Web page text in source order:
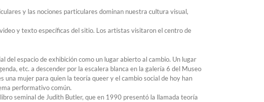
y las nociones particulares dominan nuestra cultura visual,
y texto específicas del sitio. Los artistas visitaron el centro de
espacio de exhibición como un lugar abierto al cambio. Un lugar
etc. a descender por la escalera blanca en la galería 6 del Museo
mujer para quien la teoría queer y el cambio social de hoy han
performativo común.
seminal de Judith Butler, que en 1990 presentó la llamada teoría